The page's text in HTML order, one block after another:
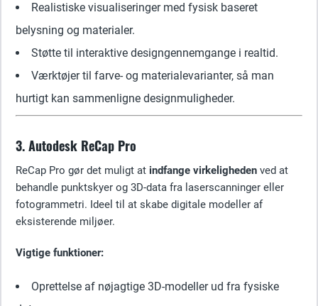
Realistiske visualiseringer med fysisk baseret
belysning og materialer.
Støtte til interaktive designgennemgange i realtid.
Værktøjer til farve- og materialevarianter, så man
hurtigt kan sammenligne designmuligheder.
3. Autodesk ReCap Pro
ReCap Pro gør det muligt at indfange virkeligheden ved at
behandle punktskyer og 3D-data fra laserscanninger eller
fotogrammetri. Ideel til at skabe digitale modeller af
eksisterende miljøer.
Vigtige funktioner:
Oprettelse af nøjagtige 3D-modeller ud fra fysiske